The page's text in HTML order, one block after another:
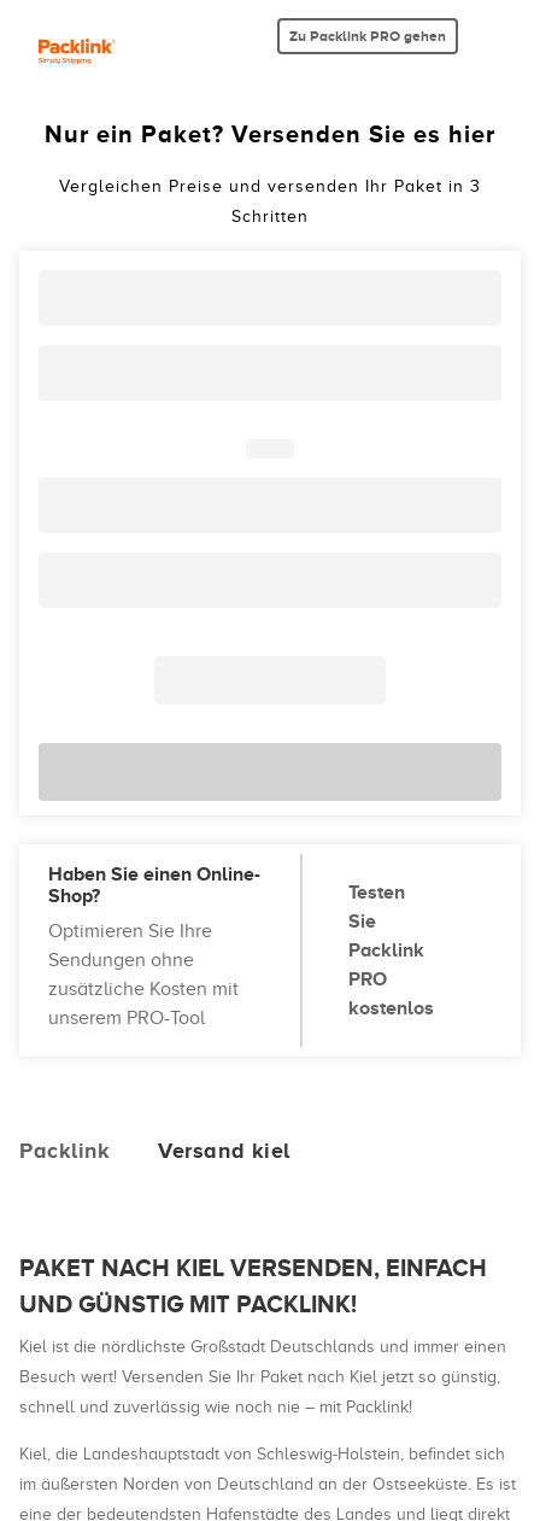
Zu Packlink PRO gehen
Nur ein Paket? Versenden Sie es hier
Vergleichen Preise und versenden Ihr Paket in 3
Schritten
Haben Sie einen Online-
Shop?
Optimieren Sie Ihre
Sendungen ohne
zusätzliche Kosten mit
unserem PRO-Tool
Testen
Sie
Packlink
PRO
kostenlos
Packlink Versand kiel
PAKET NACH KIEL VERSENDEN, EINFACH
UND GÜNSTIG MIT PACKLINK!
Kiel ist die nördlichste Großstadt Deutschlands und immer einen
Besuch wert! Versenden Sie Ihr Paket nach Kiel jetzt so günstig,
schnell und zuverlässig wie noch nie – mit Packlink!
Kiel, die Landeshauptstadt von Schleswig-Holstein, befindet sich
im äußersten Norden von Deutschland an der Ostseeküste. Es ist
eine der bedeutendsten Hafenstädte des Landes und liegt direkt